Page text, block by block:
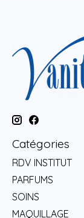
Catégories
RDV INSTITUT
PARFUMS
SOINS
MAQUILLAGE